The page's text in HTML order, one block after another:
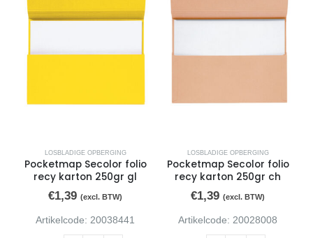
LOSBLADIGE OPBERGING
Pocketmap Secolor folio
recy karton 250gr gl
€1,39 (excl. BTW)
Artikelcode: 20038441
LOSBLADIGE OPBERGING
Pocketmap Secolor folio
recy karton 250gr ch
€1,39 (excl. BTW)
Artikelcode: 20028008